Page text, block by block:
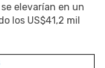
elevarían en un
los US$41,2 mil